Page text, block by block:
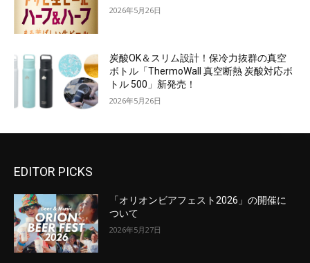
2026年5月26日
炭酸OK＆スリム設計！保冷力抜群の真空
ボトル「ThermoWall 真空断熱 炭酸対応ボ
トル 500」新発売！
2026年5月26日
EDITOR PICKS
「オリオンビアフェスト2026」の開催に
ついて
2026年5月27日